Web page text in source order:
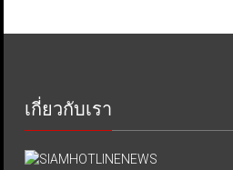
เกี่ยวกับเรา